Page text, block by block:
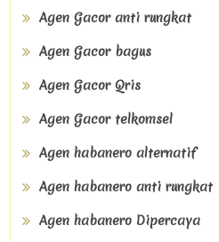
Agen Gacor anti rungkat
Agen Gacor bagus
Agen Gacor Qris
Agen Gacor telkomsel
Agen habanero alternatif
Agen habanero anti rungkat
Agen habanero Dipercaya